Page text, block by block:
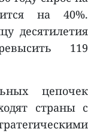
на 40%.
десятилетия
119
цепочек
страны с